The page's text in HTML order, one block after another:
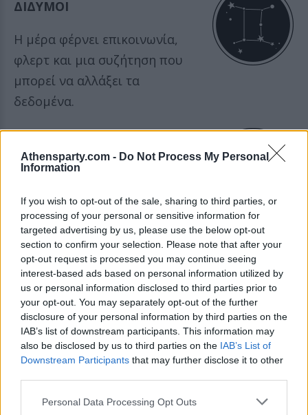
Athensparty.com - Do Not Process My Personal
Information
If you wish to opt-out of the sale, sharing to third parties, or
processing of your personal or sensitive information for
targeted advertising by us, please use the below opt-out
section to confirm your selection. Please note that after your
opt-out request is processed you may continue seeing
interest-based ads based on personal information utilized by
us or personal information disclosed to third parties prior to
your opt-out. You may separately opt-out of the further
disclosure of your personal information by third parties on the
IAB’s list of downstream participants. This information may
also be disclosed by us to third parties on the IAB’s List of
Downstream Participants that may further disclose it to other
Personal Data Processing Opt Outs
ΔΙΔΥΜΟΙ
Η μέρα φέρνει επικοινωνία,
φλερτ και μια συζήτηση που
μπορεί να αλλάξει τα
δεδομένα.
ΚΑΡΚΙΝΟΣ
αλλά και πιο πρόθυμο να
μοιραστείς όσα νιώθεις.
ΛΕΩΝ
Σήμερα ξεχωρίζεις εύκολα και
μια θετική εξέλιξη σου δίνει
επιπλέον αυτοπεποίθηση.
ΠΑΡΘΕΝΟΣ